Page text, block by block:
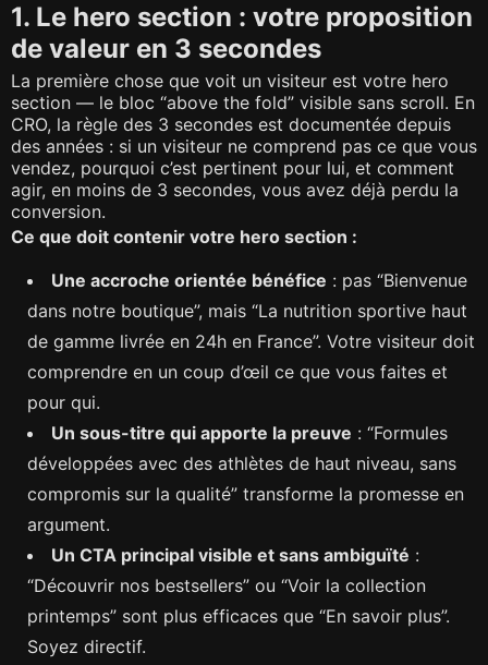
1. Le hero section : votre proposition
de valeur en 3 secondes
La première chose que voit un visiteur est votre hero
section — le bloc “above the fold” visible sans scroll. En
CRO, la règle des 3 secondes est documentée depuis
des années : si un visiteur ne comprend pas ce que vous
vendez, pourquoi c’est pertinent pour lui, et comment
agir, en moins de 3 secondes, vous avez déjà perdu la
conversion.
Ce que doit contenir votre hero section :
Une accroche orientée bénéfice : pas “Bienvenue
dans notre boutique”, mais “La nutrition sportive haut
de gamme livrée en 24h en France”. Votre visiteur doit
comprendre en un coup d’œil ce que vous faites et
pour qui.
Un sous-titre qui apporte la preuve : “Formules
développées avec des athlètes de haut niveau, sans
compromis sur la qualité” transforme la promesse en
argument.
Un CTA principal visible et sans ambiguïté :
“Découvrir nos bestsellers” ou “Voir la collection
printemps” sont plus efficaces que “En savoir plus”.
Soyez directif.